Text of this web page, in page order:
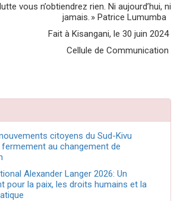
vous n’obtiendrez rien. Ni aujourd’hui, ni
jamais. » Patrice Lumumba
Fait à Kisangani, le 30 juin 2024
Cellule de Communication
citoyens du Sud-Kivu
fermement au changement de
Alexander Langer 2026: Un
pour la paix, les droits humains et la